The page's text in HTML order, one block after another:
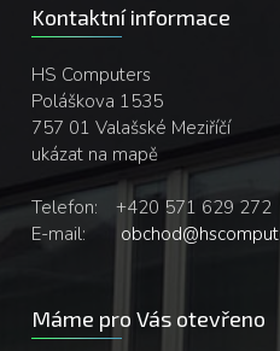
Kontaktní informace
HS Computers
Poláškova 1535
757 01 Valašské Meziříčí
ukázat na mapě
Telefon:
+420 571 629 272
E-mail:
Máme pro Vás otevřeno